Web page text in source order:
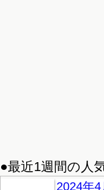
●最近1週間の人
2024年